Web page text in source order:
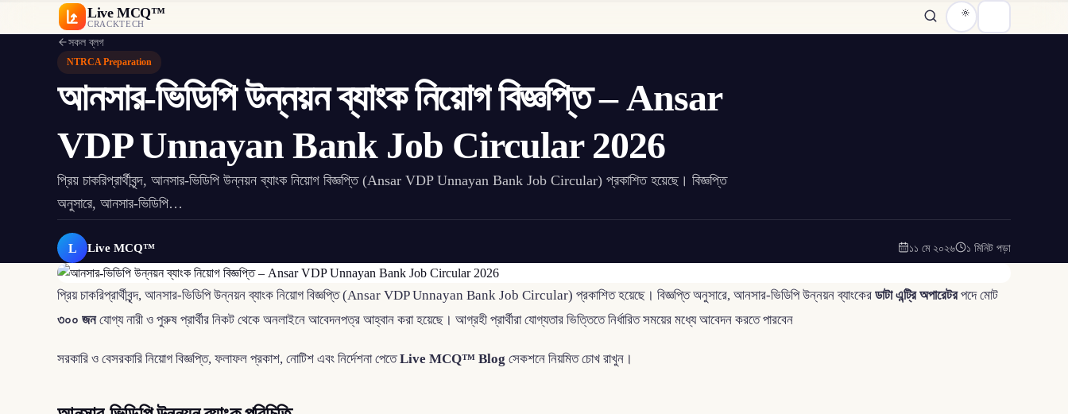
Live MCQ™
CRACKTECH
সকল ব্লগ
NTRCA Preparation
আনসার-ভিডিপি উন্নয়ন ব্যাংক নিয়োগ বিজ্ঞপ্তি – Ansar
VDP Unnayan Bank Job Circular 2026
প্রিয় চাকরিপ্রার্থীবৃন্দ, আনসার-ভিডিপি উন্নয়ন ব্যাংক নিয়োগ বিজ্ঞপ্তি (Ansar VDP Unnayan Bank Job Circular) প্রকাশিত হয়েছে। বিজ্ঞপ্তি
অনুসারে, আনসার-ভিডিপি…
L Live MCQ™ ১১ মে ২০২৬ ১ মিনিট পড়া
প্রিয় চাকরিপ্রার্থীবৃন্দ, আনসার-ভিডিপি উন্নয়ন ব্যাংক নিয়োগ বিজ্ঞপ্তি (Ansar VDP Unnayan Bank Job Circular) প্রকাশিত হয়েছে। বিজ্ঞপ্তি অনুসারে, আনসার-ভিডিপি উন্নয়ন ব্যাংকের ডাটা এন্ট্রি অপারেটরপদে মোট
৩০০ জনযোগ্য নারী ও পুরুষ প্রার্থীর নিকট থেকে অনলাইনে আবেদনপত্র আহ্বান করা হয়েছে। আগ্রহী প্রার্থীরা যোগ্যতার ভিত্তিতে নির্ধারিত সময়ের মধ্যে আবেদন করতে পারবেন
সরকারি ও বেসরকারি নিয়োগ বিজ্ঞপ্তি, ফলাফল প্রকাশ, নোটিশ এবং নির্দেশনা পেতেLive MCQ™ Blog সেকশনে নিয়মিত চোখ রাখুন।